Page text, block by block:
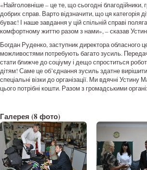
«Найголовніше – це те, що сьогодні
добрих справ. Варто відзначити, що ця категорія
буває! І наше завдання у цій спільній справі
комфортному життю разом з нами», – сказав
Богдан Руденко, заступник директора обласного
можливостями потребують багато зусиль.
стати ближче до соціуму і дещо спроститься
дітям! Саме це об’єднання зусиль здатне
спеціальні візки до організації. Ми вдячні
цього потрібні кошти. Разом з громадськими
Галерея (8 фото)